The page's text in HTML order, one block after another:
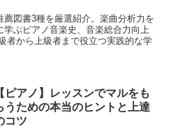
薦図書3種を厳選紹介。楽曲分析力を
ぶピアノ音楽史、音楽総合力向上
者から上級者まで役立つ実践的な学
【ピアノ】レッスンでマルをも
うための本当のヒントと上達
コツ